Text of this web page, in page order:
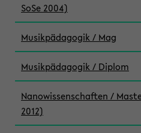
SoSe 2004)
Musikpädagogik / Mag
Musikpädagogik / Diplom
Nanowissenschaften /
2012)